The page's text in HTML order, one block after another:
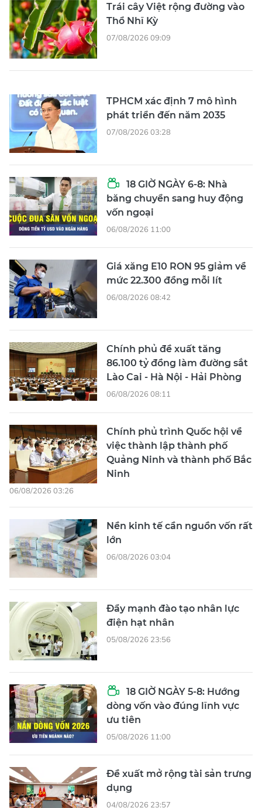
Trái cây Việt rộng đường vào
Thổ Nhĩ Kỳ
07/08/2026 09:09
TPHCM xác định 7 mô hình
phát triển đến năm 2035
07/08/2026 03:28
18 GIỜ NGÀY 6-8: Nhà
băng chuyển sang huy động
vốn ngoại
06/08/2026 11:00
Giá xăng E10 RON 95 giảm về
mức 22.300 đồng mỗi lít
06/08/2026 08:42
Chính phủ đề xuất tăng
86.100 tỷ đồng làm đường sắt
Lào Cai - Hà Nội - Hải Phòng
06/08/2026 08:11
Chính phủ trình Quốc hội về
việc thành lập thành phố
Quảng Ninh và thành phố Bắc
Ninh
06/08/2026 03:26
Nền kinh tế cần nguồn vốn rất
lớn
06/08/2026 03:04
Đẩy mạnh đào tạo nhân lực
điện hạt nhân
05/08/2026 23:56
18 GIỜ NGÀY 5-8: Hướng
dòng vốn vào đúng lĩnh vực
ưu tiên
05/08/2026 11:00
Đề xuất mở rộng tài sản trưng
dụng
04/08/2026 23:57